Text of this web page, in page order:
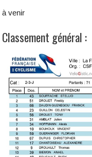
à venir
Classement général :